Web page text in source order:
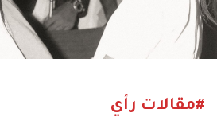
#مقالات رأي